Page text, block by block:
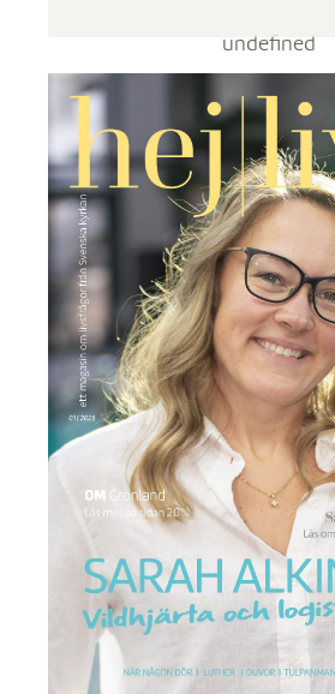
undefined